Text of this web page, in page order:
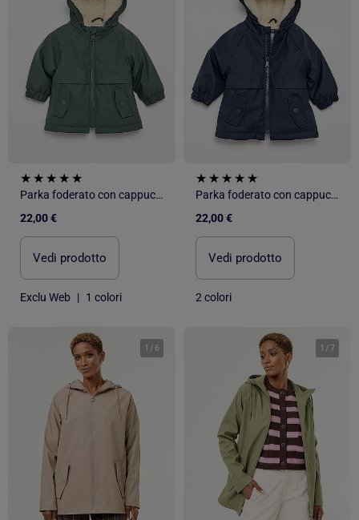
Parka foderato con cappuccio
22,00 €
Vedi prodotto
Exclu Web | 1 colori
Parka foderato con cappuccio
22,00 €
Vedi prodotto
2 colori
1 / 6 1 / 7